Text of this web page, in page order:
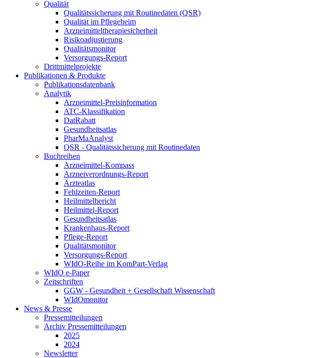
Qualität
Qualitätssicherung mit Routinedaten (QSR)
Qualität im Pflegeheim
Arzneimitteltherapiesicherheit
Risikoadjustierung
Qualitätsmonitor
Versorgungs-Report
Drittmittelprojekte
Publikationen & Produkte
Publikationsdatenbank
Analytik
Arzneimittel-Preisinformation
ATC-Klassifikation
DatRabatt
Gesundheitsatlas
PharMaAnalyst
QSR - Qualitätssicherung mit Routinedaten
Buchreihen
Arzneimittel-Kompass
Arzneiverordnungs-Report
Ärzteatlas
Fehlzeiten-Report
Heilmittelbericht
Heilmittel-Report
Gesundheitsatlas
Krankenhaus-Report
Pflege-Report
Qualitätsmonitor
Versorgungs-Report
WIdO-Reihe im KomPart-Verlag
WIdO e-Paper
Zeitschriften
GGW - Gesundheit + Gesellschaft Wissenschaft
WIdOmonitor
News & Presse
Pressemitteilungen
Archiv Pressemitteilungen
2025
2024
Newsletter